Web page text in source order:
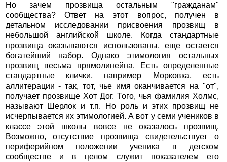
Но зачем прозвища остальным "гражданам"
сообщества? Ответ на этот вопрос, получен в
детальном исследовании присвоения прозвищ в
небольшой английской школе. Когда стандартные
прозвища оказываются использованы, еще остается
богатейший набор. Однако этимология остальных
прозвищ весьма прямолинейна. Есть определенные
стандартные клички, например Морковка, есть
аллитерации - так, тот, чье имя оканчивается на "от",
получает прозвище Хот Дог. Того, чья фамилия Холмс,
называют Шерлок и т.п. Но роль и этих прозвищ не
исчерпывается их этимологией. А вот у семи учеников в
классе этой школы вовсе не оказалось прозвищ.
Возможно, отсутствие прозвища свидетельствует о
периферийном положении ученика в детском
сообществе и в целом служит показателем его